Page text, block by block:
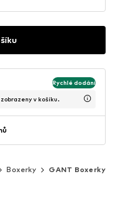
Rychlé dodání
v košíku.
Boxerky GANT Boxerky